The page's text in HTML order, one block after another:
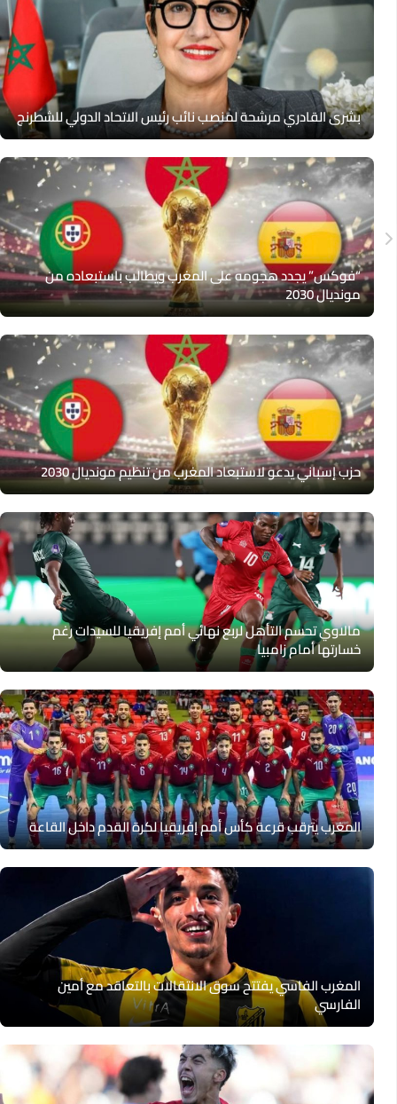
بشرى القادري مرشحة لمنصب نائب رئيس الاتحاد الدولي للشطرنج
“فوكس” يجدد هجومه على المغرب ويطالب باستبعاده من
مونديال 2030
حزب إسباني يدعو لاستبعاد المغرب من تنظيم مونديال 2030
مالاوي تحسم التأهل لربع نهائي أمم إفريقيا للسيدات رغم
خسارتها أمام زامبيا
المغرب يترقب قرعة كأس أمم إفريقيا لكرة القدم داخل القاعة
المغرب الفاسي يفتتح سوق الانتقالات بالتعاقد مع أمين
الفارسي